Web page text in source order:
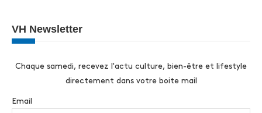
VH Newsletter
Chaque samedi, recevez l'actu culture, bien-être et lifestyle
directement dans votre boite mail
Email